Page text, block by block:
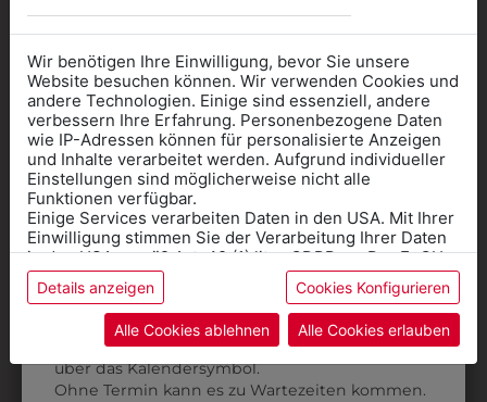
6500DF4184
HELLGRAU
6HHW06WELA
STEHKRAGEN
Wir benötigen Ihre Einwilligung, bevor Sie unsere
Website besuchen können. Wir verwenden Cookies und
andere Technologien. Einige sind essenziell, andere
verbessern Ihre Erfahrung. Personenbezogene Daten
wie IP-Adressen können für personalisierte Anzeigen
und Inhalte verarbeitet werden. Aufgrund individueller
Einstellungen sind möglicherweise nicht alle
Funktionen verfügbar.
Einige Services verarbeiten Daten in den USA. Mit Ihrer
Einwilligung stimmen Sie der Verarbeitung Ihrer Daten
in den USA gemäß Art. 49 (1) lit. a GDPR zu. Der EuGH
stuft die USA als Land mit unzureichendem Datenschutz
ein, und es besteht das Risiko, dass US-Behörden
Daten ohne Klagemöglichkeit für Europäer überwachen.
Datenschutzerklärungbzw. im
Details anzeigen Cookies Konfigurieren
Alle Cookies ablehnen Alle Cookies erlauben
Informationen wenn Sie
Kleidung
für die SCHULE
benötigen
Online Shop: Klick auf SCHULE in der
Kategorie und die richtige Schule auswählen.
AnprobeVorort im Geschäft: Termin buchen
über das Kalendersymbol.
Ohne Termin kann es zu Wartezeiten kommen.